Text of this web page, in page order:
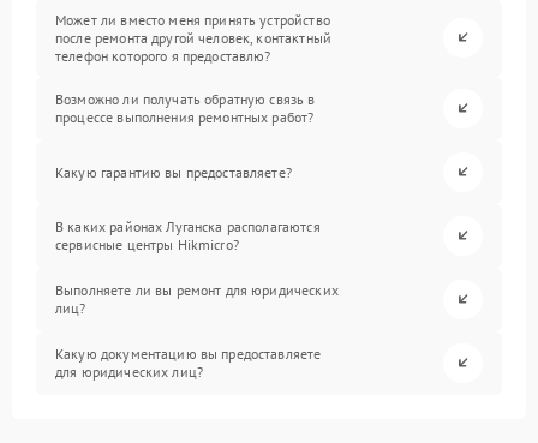
Может ли вместо меня принять устройство
после ремонта другой человек, контактный
телефон которого я предоставлю?
Возможно ли получать обратную связь в
процессе выполнения ремонтных работ?
Какую гарантию вы предоставляете?
В каких районах Луганска располагаются
сервисные центры Hikmicro?
Выполняете ли вы ремонт для юридических
лиц?
Какую документацию вы предоставляете
для юридических лиц?